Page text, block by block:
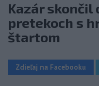
Kazár skončil
pretekoch s
štartom
Zdieľaj na Facebooku